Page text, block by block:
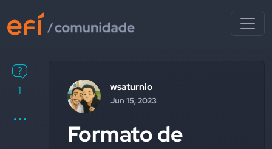
1 wsaturnio
Jun 15, 2023
Formato de